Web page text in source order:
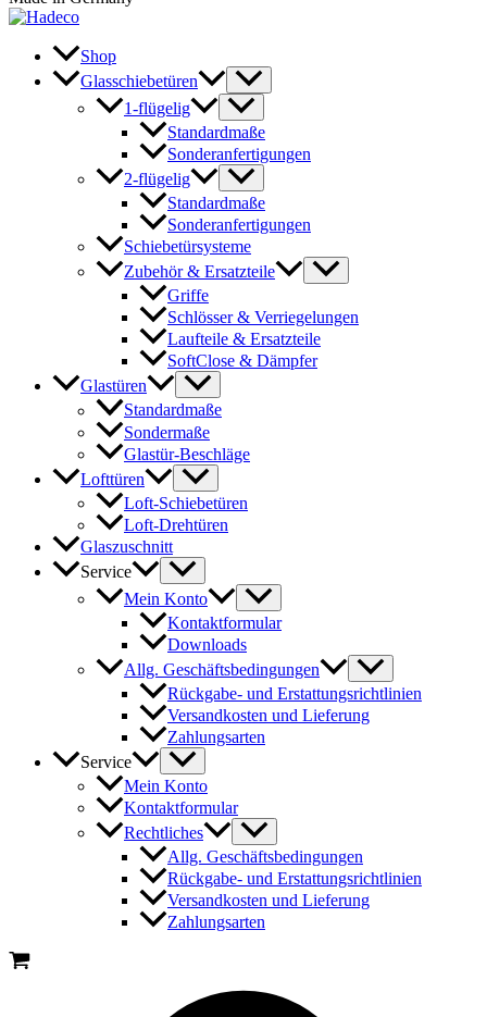
Shop
Glasschiebetüren
1-flügelig
Standardmaße
Sonderanfertigungen
2-flügelig
Standardmaße
Sonderanfertigungen
Schiebetürsysteme
Zubehör & Ersatzteile
Griffe
Schlösser & Verriegelungen
Laufteile & Ersatzteile
SoftClose & Dämpfer
Glastüren
Standardmaße
Sondermaße
Glastür-Beschläge
Lofttüren
Loft-Schiebetüren
Loft-Drehtüren
Glaszuschnitt
Service
Mein Konto
Kontaktformular
Downloads
Allg. Geschäftsbedingungen
Rückgabe- und Erstattungsrichtlinien
Versandkosten und Lieferung
Zahlungsarten
Service
Mein Konto
Kontaktformular
Rechtliches
Allg. Geschäftsbedingungen
Rückgabe- und Erstattungsrichtlinien
Versandkosten und Lieferung
Zahlungsarten